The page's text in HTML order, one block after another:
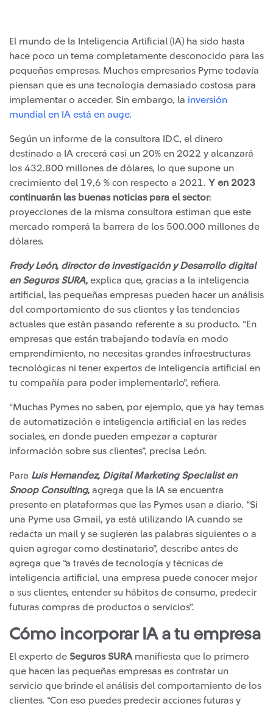
El mundo de la Inteligencia Artificial (IA) ha sido hasta
hace poco un tema completamente desconocido para las
pequeñas empresas. Muchos empresarios Pyme todavía
piensan que es una tecnología demasiado costosa para
implementar o acceder. Sin embargo, la inversión
mundial en IA está en auge.
Según un informe de la consultora IDC, el dinero
destinado a IA crecerá casi un 20% en 2022 y alcanzará
los 432.800 millones de dólares, lo que supone un
crecimiento del 19,6 % con respecto a 2021. Y en 2023
continuarán las buenas noticias para el sector:
proyecciones de la misma consultora estiman que este
mercado romperá la barrera de los 500.000 millones de
dólares.
Fredy León, director de investigación y Desarrollo digital
en Seguros SURA, explica que, gracias a la inteligencia
artificial, las pequeñas empresas pueden hacer un análisis
del comportamiento de sus clientes y las tendencias
actuales que están pasando referente a su producto. “En
empresas que están trabajando todavía en modo
emprendimiento, no necesitas grandes infraestructuras
tecnológicas ni tener expertos de inteligencia artificial en
tu compañía para poder implementarlo”, refiera.
“Muchas Pymes no saben, por ejemplo, que ya hay temas
de automatización e inteligencia artificial en las redes
sociales, en donde pueden empezar a capturar
información sobre sus clientes”, precisa León.
Para Luis Hernandez, Digital Marketing Specialist en
Snoop Consulting, agrega que la IA se encuentra
presente en plataformas que las Pymes usan a diario. “Si
una Pyme usa Gmail, ya está utilizando IA cuando se
redacta un mail y se sugieren las palabras siguientes o a
quien agregar como destinatario”, describe antes de
agrega que “a través de tecnología y técnicas de
inteligencia artificial, una empresa puede conocer mejor
a sus clientes, entender su hábitos de consumo, predecir
futuras compras de productos o servicios”.
Cómo incorporar IA a tu empresa
El experto de Seguros SURA manifiesta que lo primero
que hacen las pequeñas empresas es contratar un
servicio que brinde el análisis del comportamiento de los
clientes. “Con eso puedes predecir acciones futuras y